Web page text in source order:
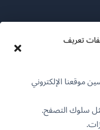
تعريف
موقعنا الإلكتروني
سلوك التصفح.
(يفتح
في
(يفتح